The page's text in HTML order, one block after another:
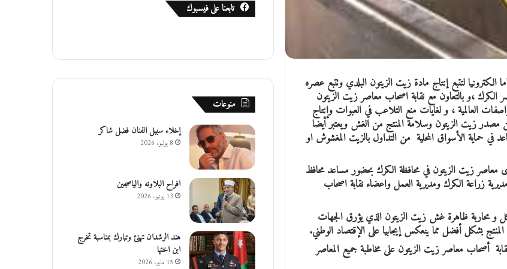
لتتبع إنتاج مادة زيت الزيتون البلدي وتتبع عصره
،و بالتعاون مع نقابة اصحاب معاصر زيت الزيتون
العالمية ، و لغايات منع التلاعب في العبوات وإنتاج
زيت الزيتون وسلامة المنتج من الغش ويعتبر أيضا
في حماية الأسواق المحلية من التداول بالزيت المغشوش او
زيت الزيتون في محافظة الكرك بحضور مساعد محافظ
زراعة الكرك ومديرية العمل واعضاء نقابة اصحاب
و محاربة ظاهرة غش زيت الزيتون الذي يؤرق الجهات
بشكل أفضل مما ينعكس إيجابيا على الإقتصاد الوطني.
أصحاب معاصر زيت الزيتون على مخاطبة جميع المعاصر
تابعنا على فيسبوك
منوعات
إخلاء سبيل الفنان فضل شاكر
8 يوليو، 2026
افراح البلاونه والياصجين
13 يونيو، 2026
هند الرشدان تهنئ وتبارك بمناسبة تخرج
ابن اختها
15 مايو، 2026